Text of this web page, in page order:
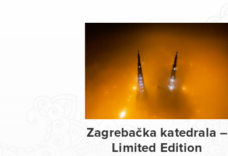
Zagrebačka katedrala –
Limited Edition